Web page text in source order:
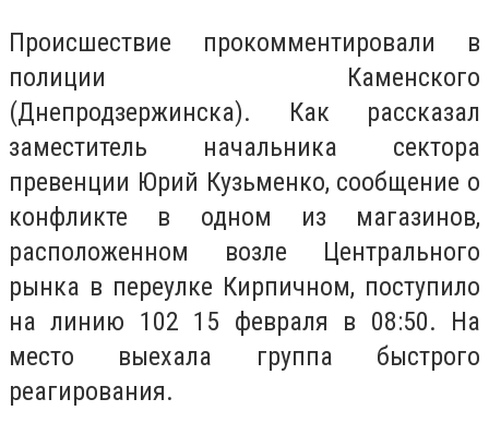
Происшествие прокомментировали в
полиции Каменского
(Днепродзержинска). Как рассказал
заместитель начальника сектора
превенции Юрий Кузьменко, сообщение о
конфликте в одном из магазинов,
расположенном возле Центрального
рынка в переулке Кирпичном, поступило
на линию 102 15 февраля в 08:50. На
место выехала группа быстрого
реагирования.